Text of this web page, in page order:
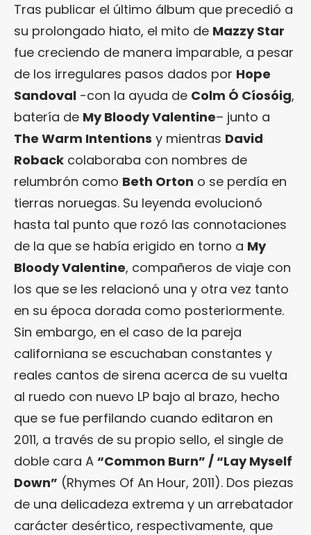
Tras publicar el último álbum que precedió a
su prolongado hiato, el mito de Mazzy Star
fue creciendo de manera imparable, a pesar
de los irregulares pasos dados por Hope
Sandoval -con la ayuda de Colm Ó Cíosóig,
batería de My Bloody Valentine– junto a
The Warm Intentions y mientras David
Roback colaboraba con nombres de
relumbrón como Beth Orton o se perdía en
tierras noruegas. Su leyenda evolucionó
hasta tal punto que rozó las connotaciones
de la que se había erigido en torno a My
Bloody Valentine, compañeros de viaje con
los que se les relacionó una y otra vez tanto
en su época dorada como posteriormente.
Sin embargo, en el caso de la pareja
californiana se escuchaban constantes y
reales cantos de sirena acerca de su vuelta
al ruedo con nuevo LP bajo al brazo, hecho
que se fue perfilando cuando editaron en
2011, a través de su propio sello, el single de
doble cara A “Common Burn” / “Lay Myself
Down” (Rhymes Of An Hour, 2011). Dos piezas
de una delicadeza extrema y un arrebatador
carácter desértico, respectivamente, que